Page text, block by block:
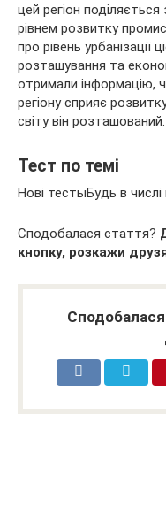
цей регіон
рівнем розвитку
про рівень урбанізації
розташування та
отримали інформацію,
регіону сприяє
світу він розташований.
Тест по темі
Нові тестыБудь в
Сподобалася стаття?
кнопку, розкажи